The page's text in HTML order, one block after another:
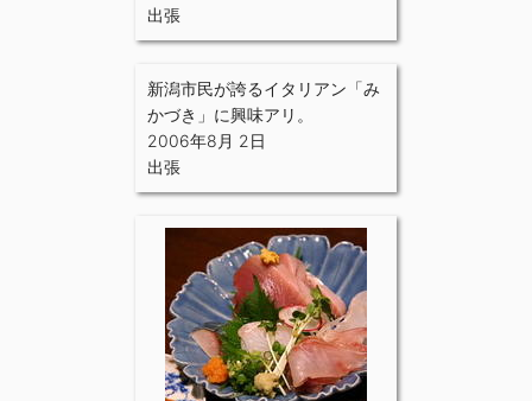
出張
新潟市民が誇るイタリアン「み
かづき」に興味アリ。
2006年8月 2日
出張